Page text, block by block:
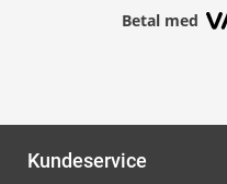
Betal med
Kundeservice